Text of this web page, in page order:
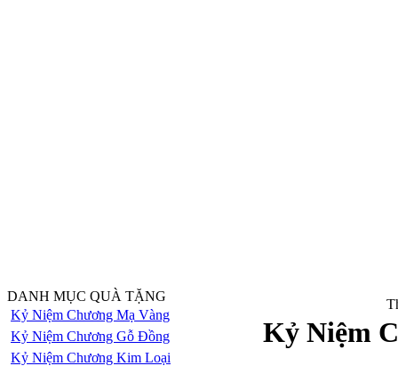
DANH MỤC QUÀ TẶNG
Kỷ Niệm Chương Mạ Vàng
Kỷ Niệm Chương Gỗ Đồng
Kỷ Niệm Chương Kim Loại
Kỷ Niệm